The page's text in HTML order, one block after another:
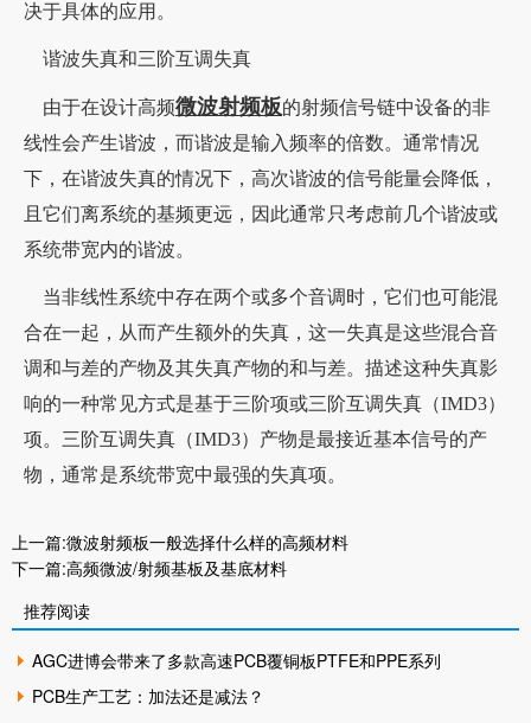
决于具体的应用。
谐波失真和三阶互调失真
由于在设计高频微波射频板的射频信号链中设备的非
线性会产生谐波，而谐波是输入频率的倍数。通常情况
下，在谐波失真的情况下，高次谐波的信号能量会降低，
且它们离系统的基频更远，因此通常只考虑前几个谐波或
系统带宽内的谐波。
当非线性系统中存在两个或多个音调时，它们也可能混
合在一起，从而产生额外的失真，这一失真是这些混合音
调和与差的产物及其失真产物的和与差。描述这种失真影
响的一种常见方式是基于三阶项或三阶互调失真（IMD3）
项。三阶互调失真（IMD3）产物是最接近基本信号的产
物，通常是系统带宽中最强的失真项。
上一篇:微波射频板一般选择什么样的高频材料
下一篇:高频微波/射频基板及基底材料
推荐阅读
AGC进博会带来了多款高速PCB覆铜板PTFE和PPE系列
PCB生产工艺：加法还是减法？